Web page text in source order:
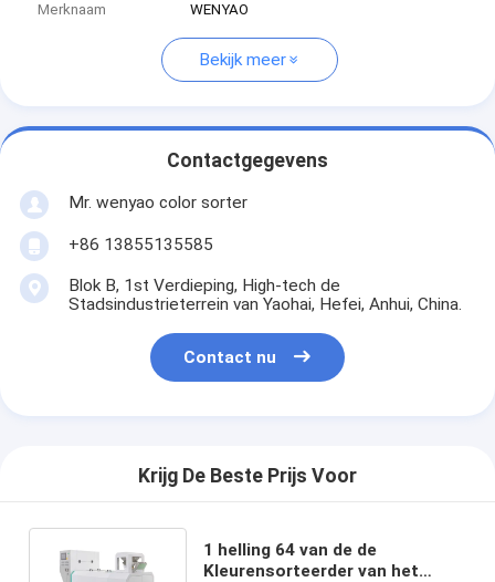
Merknaam
WENYAO
Bekijk meer
Contactgegevens
Mr. wenyao color sorter
+86 13855135585
Blok B, 1st Verdieping, High-tech de
Stadsindustrieterrein van Yaohai, Hefei, Anhui, China.
Contact nu
Krijg De Beste Prijs Voor
1 helling 64 van de de
Kleurensorteerder van het